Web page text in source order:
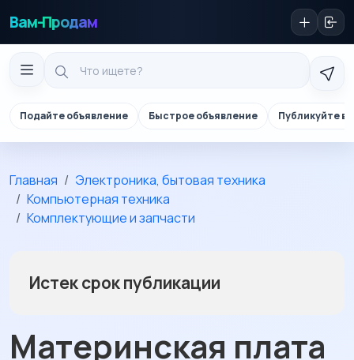
Вам-Продам
Подайте объявление Быстрое объявление Публикуйте в
Главная
Электроника, бытовая техника
Компьютерная техника
Комплектующие и запчасти
Истек срок публикации
Материнская плата